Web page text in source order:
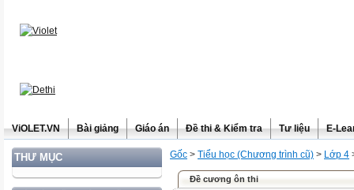
ViOLET.VN Bài giảng Giáo án Đề thi & Kiểm tra Tư liệu E-
THƯ MỤC Gốc > Tiểu học (Chương trình cũ) > Lớp 4
Đề cương ôn thi